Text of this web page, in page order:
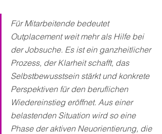
Für Mitarbeitende bedeutet
Outplacement weit mehr als Hilfe bei
der Jobsuche. Es ist ein ganzheitlicher
Prozess, der Klarheit schafft, das
Selbstbewusstsein stärkt und konkrete
Perspektiven für den beruflichen
Wiedereinstieg eröffnet. Aus einer
belastenden Situation wird so eine
Phase der aktiven Neuorientierung, die